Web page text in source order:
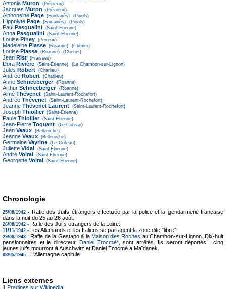
Antonia Muron (Précieux)
Jacques Muron (Précieux)
Alphonsine Page (Fontanès) (Pinols)
Hippolyte Page (Fontanès) (Pinols)
Paul Pasqualini (Saint-Étienne)
Anna Pasqualini (Saint-Étienne)
Louise Piney (Perreux)
Madeleine Plasse (Roanne) (Cherier)
Louise Plasse (Roanne) (Cherier)
Jean Rist (Fraisses)
Dora Rivière (Saint-Étienne) (Le Chambon-sur-Lignon)
Jules Robert (Charlieu)
Andrée Robert (Charlieu)
Anne Schneeberger (Roanne)
Arthur Schneeberger (Roanne)
Aimé Thévenet (Saint-Laurent-Rochefort)
Andrée Thévenet (Saint-Laurent-Rochefort)
Jeanne Thévenet Laurent (Saint-Laurent-Rochefort)
Joseph Thiollier (Saint-Étienne)
Paule Thiollier (Saint-Étienne)
Jean-Pierre Toquant (Le Coteau)
Jean Veaux (Belleroche)
Jeanne Veaux (Belleroche)
Germaine Veyrine (Le Coteau)
Juliette Vidal (Saint-Étienne)
André Volral (Saint-Étienne)
Georgette Volral (Saint-Étienne)
Chronologie
25/08/1942 - Rafle des Juifs étrangers effectuée par la police et la gendarmerie française
dans la nuit du 25 au 26 août.
26/08/1942 - Rafle des Juifs étrangers de la Loire.
11/11/1942 - Les Allemands et les Italiens se partagent la zone dite "libre".
29/06/1943 - Rafle de la Gestapo à la Maison des Roches au Chambon-sur-Lignon. Dix-huit
pensionnaires et le directeur, Daniel Trocmé*, sont arrêtés. Ils seront déportés : cinq
jeunes juifs mourront à Auschwitz et Daniel Trocmé à Maïdanek.
08/05/1945 - L'Allemagne capitule.
Liens externes
1 Pradines sur Wikipedia